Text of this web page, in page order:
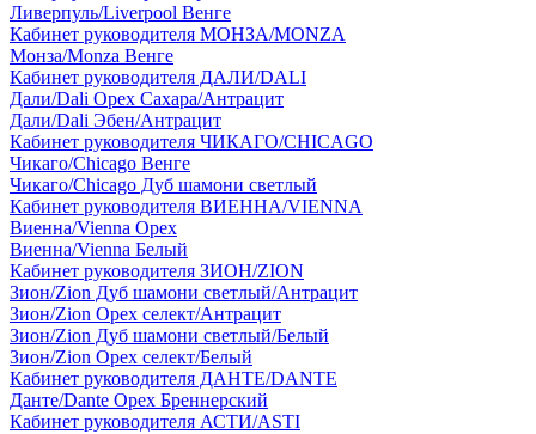
Ливерпуль/Liverpool Венге
Кабинет руководителя МОНЗА/MONZA
Монза/Monza Венге
Кабинет руководителя ДАЛИ/DALI
Дали/Dali Орех Cахара/Антрацит
Дали/Dali Эбен/Антрацит
Кабинет руководителя ЧИКАГО/CHICAGO
Чикаго/Chicago Венге
Чикаго/Chicago Дуб шамони светлый
Кабинет руководителя ВИЕННА/VIENNA
Виенна/Vienna Орех
Виенна/Vienna Белый
Кабинет руководителя ЗИОН/ZION
Зион/Zion Дуб шамони светлый/Антрацит
Зион/Zion Орех селект/Антрацит
Зион/Zion Дуб шамони светлый/Белый
Зион/Zion Орех селект/Белый
Кабинет руководителя ДАНТЕ/DANTE
Данте/Dante Орех Бреннерский
Кабинет руководителя АСТИ/ASTI